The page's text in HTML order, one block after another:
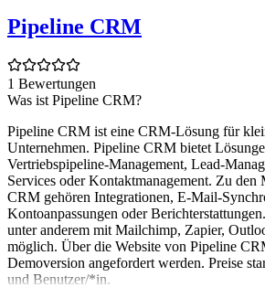
Pipeline CRM
1 Bewertungen
Was ist Pipeline CRM?
Pipeline CRM ist eine CRM-Lösung für
Unternehmen. Pipeline CRM bietet
Vertriebspipeline-Management, Lead-
Services oder Kontaktmanagement. Zu
CRM gehören Integrationen, E-Mail-
Kontoanpassungen oder
unter anderem mit Mailchimp, Zapier,
möglich. Über die Website von Pipeline
Demoversion angefordert werden. Preise
und Benutzer/*in.